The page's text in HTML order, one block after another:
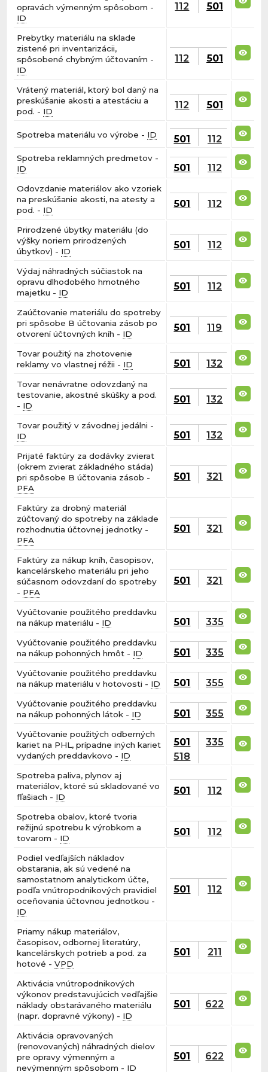
opravách výmenným spôsobom -
ID
112 501
Prebytky materiálu na sklade
zistené pri inventarizácii,
spôsobené chybným účtovaním -
ID
112 501
Vrátený materiál, ktorý bol daný na
preskúšanie akosti a atestáciu a
pod. - ID
112 501
Spotreba materiálu vo výrobe - ID 501 112
Spotreba reklamných predmetov -
ID
501 112
Odovzdanie materiálov ako vzoriek
na preskúšanie akosti, na atesty a
pod. - ID
501 112
Prirodzené úbytky materiálu (do
výšky noriem prirodzených
úbytkov) - ID
501 112
Výdaj náhradných súčiastok na
opravu dlhodobého hmotného
majetku - ID
501 112
Zaúčtovanie materiálu do spotreby
pri spôsobe B účtovania zásob po
otvorení účtovných kníh - ID
501 119
Tovar použitý na zhotovenie
reklamy vo vlastnej réžii - ID 501 132
Tovar nenávratne odovzdaný na
testovanie, akostné skúšky a pod.
- ID
501 132
Tovar použitý v závodnej jedálni -
ID
501 132
Prijaté faktúry za dodávky zvierat
(okrem zvierat základného stáda)
pri spôsobe B účtovania zásob -
PFA
501 321
Faktúry za drobný materiál
zúčtovaný do spotreby na základe
rozhodnutia účtovnej jednotky -
PFA
501 321
Faktúry za nákup kníh, časopisov,
kancelárskeho materiálu pri jeho
súčasnom odovzdaní do spotreby
- PFA
501 321
Vyúčtovanie použitého preddavku
na nákup materiálu - ID 501 335
Vyúčtovanie použitého preddavku
na nákup pohonných hmôt - ID 501 335
Vyúčtovanie použitého preddavku
na nákup materiálu v hotovosti - ID 501 355
Vyúčtovanie použitého preddavku
na nákup pohonných látok - ID 501 355
Vyúčtovanie použitých odberných
kariet na PHL, prípadne iných kariet
vydaných preddavkovo - ID
501
518
335
Spotreba paliva, plynov aj
materiálov, ktoré sú skladované vo
fľašiach - ID
501 112
Spotreba obalov, ktoré tvoria
režijnú spotrebu k výrobkom a
tovarom - ID
501 112
Podiel vedľajších nákladov
obstarania, ak sú vedené na
samostatnom analytickom účte,
podľa vnútropodnikových pravidiel
oceňovania účtovnou jednotkou -
ID
501 112
Priamy nákup materiálov,
časopisov, odbornej literatúry,
kancelárskych potrieb a pod. za
hotové -VPD
501 211
Aktivácia vnútropodnikových
výkonov predstavujúcich vedľajšie
náklady obstarávaného materiálu
(napr. dopravné výkony) - ID
501 622
Aktivácia opravovaných
(renovovaných) náhradných dielov
pre opravy výmenným a
nevýmenným spôsobom - ID
501 622